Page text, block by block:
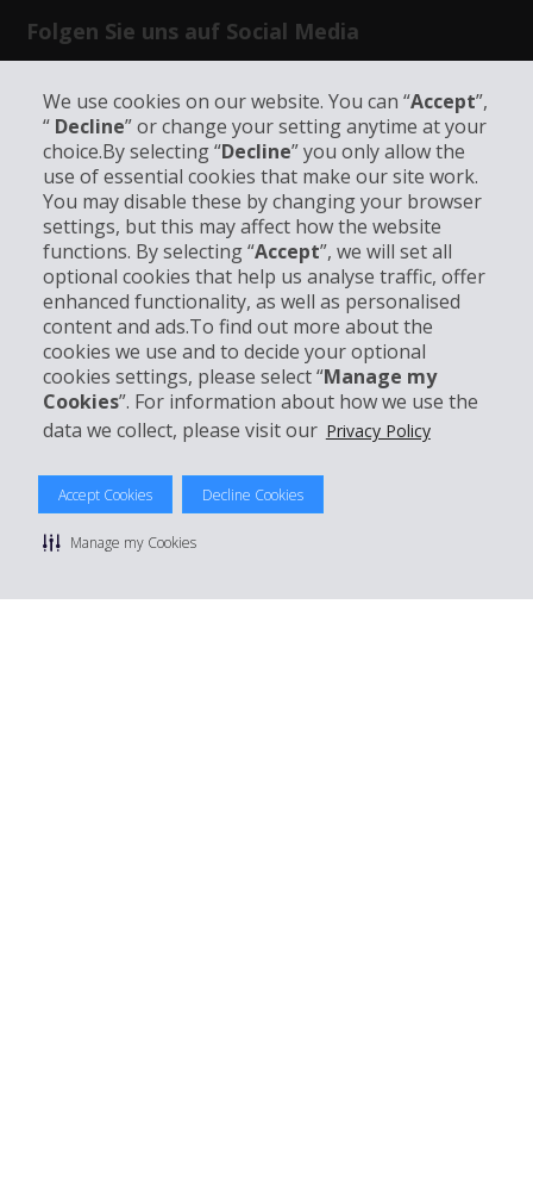
We use cookies on our website. You can “Accept”,
“ Decline” or change your setting anytime at your
choice.By selecting “Decline” you only allow the
use of essential cookies that make our site work.
You may disable these by changing your browser
settings, but this may affect how the website
functions. By selecting “Accept”, we will set all
optional cookies that help us analyse traffic, offer
enhanced functionality, as well as personalised
content and ads.To find out more about the
cookies we use and to decide your optional
cookies settings, please select “Manage my
Cookies”. For information about how we use the
data we collect, please visit our Privacy Policy
Accept Cookies Decline Cookies
Manage my Cookies
Folgen Sie uns auf Social Media
Unternehmensinformation
Partner
Kundenservice
Mieten bei Hertz
Datenschutzrichtlinie
|
Sitemap Cookies verwalten